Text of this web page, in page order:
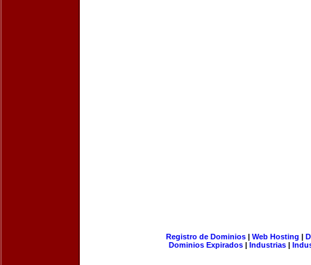
Registro de Dominios| Web Hosting |
Dominios Expirados | Industrias |